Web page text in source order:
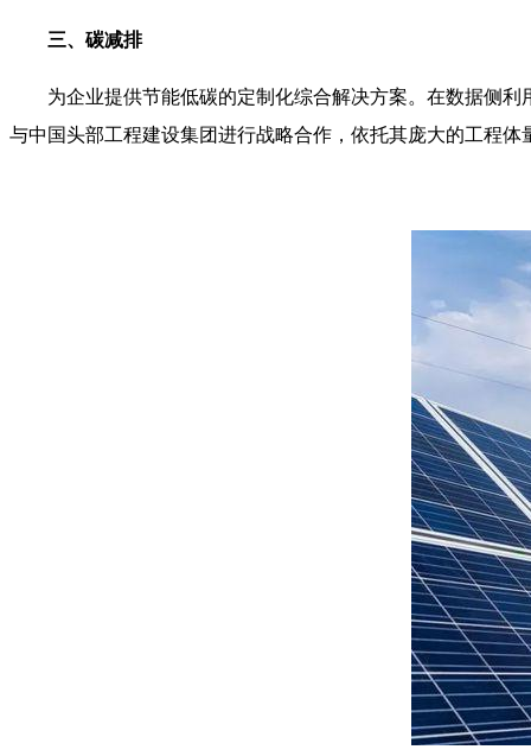
三、碳减排
为企业提供节能低碳的定制化综合解决方案。在数据侧
与中国头部工程建设集团进行战略合作，依托其庞大的工程